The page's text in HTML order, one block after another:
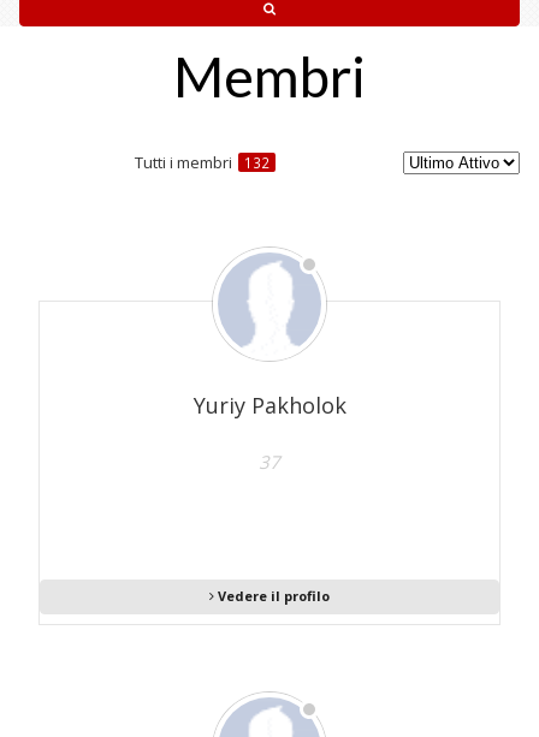
Membri
Tutti i membri 132
Yuriy Pakholok
37
Vedere il profilo